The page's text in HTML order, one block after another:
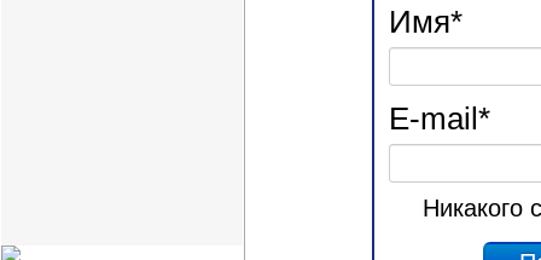
Имя*
E-mail *
Никакого